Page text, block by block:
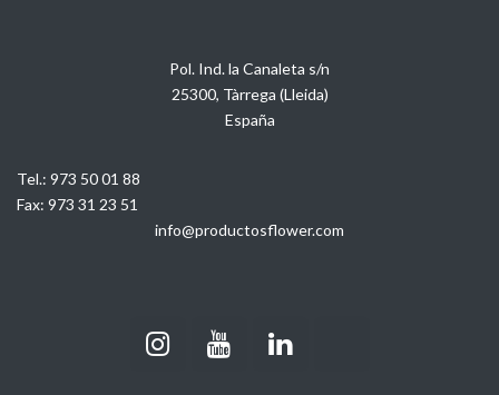
Pol. Ind. la Canaleta s/n
25300, Tàrrega (Lleida)
España
Tel.: 973 50 01 88
Fax: 973 31 23 51
info@productosflower.com